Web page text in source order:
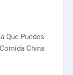
Que Puedes
China